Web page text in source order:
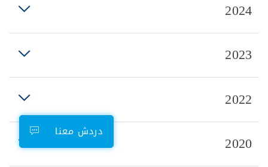
2024
2023
2022
2020
دردش معنا